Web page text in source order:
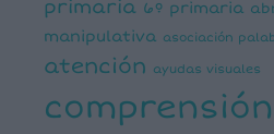
primaria 6º primaria
manipulativa asociación
atención ayudas visuales